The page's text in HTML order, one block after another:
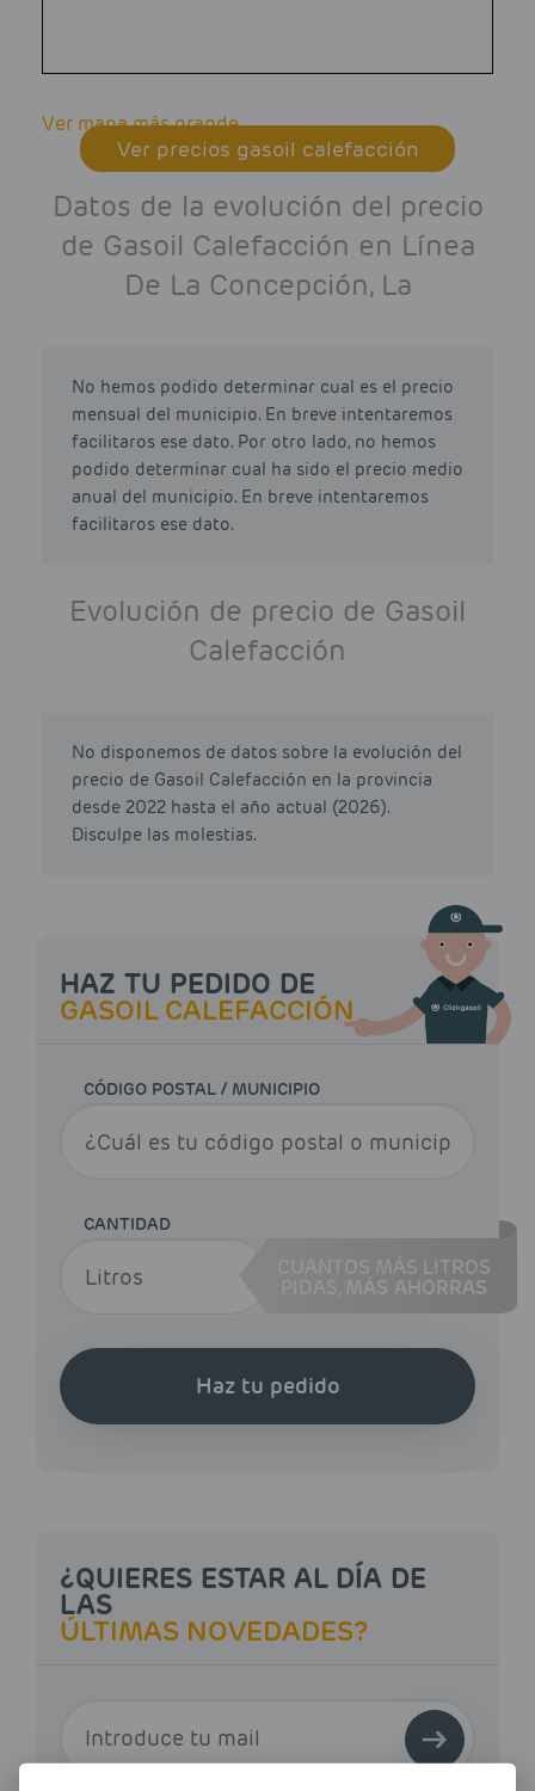
Ver mapa más grande
Ver precios gasoil calefacción
Datos de la evolución del precio
de Gasoil Calefacción en Línea
De La Concepción, La
No hemos podido determinar cual es el precio
mensual del municipio. En breve intentaremos
facilitaros ese dato. Por otro lado, no hemos
podido determinar cual ha sido el precio medio
anual del municipio. En breve intentaremos
facilitaros ese dato.
Evolución de precio de Gasoil
Calefacción
No disponemos de datos sobre la evolución del
precio de Gasoil Calefacción en la provincia
desde 2022 hasta el año actual (2026).
Disculpe las molestias.
HAZ TU PEDIDO DE
GASOIL CALEFACCIÓN
CÓDIGO POSTAL / MUNICIPIO
CANTIDAD
CUANTOS MÁS LITROS
MÁS AHORRAS
Haz tu pedido
¿QUIERES ESTAR AL DÍA DE
LAS
ÚLTIMAS NOVEDADES?